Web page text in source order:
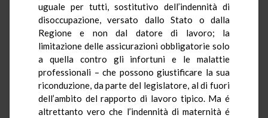
uguale per tutti, sostitutivo dell’indennità di
disoccupazione, versato dallo Stato o dalla
Regione e non dal datore di lavoro; la
limitazione delle assicurazioni obbligatorie solo
a quella contro gli infortuni e le malattie
professionali – che possono giustificare la sua
riconduzione, da parte del legislatore, al di fuori
dell’ambito del rapporto di lavoro tipico. Ma é
altrettanto vero che l’indennità di maternità é